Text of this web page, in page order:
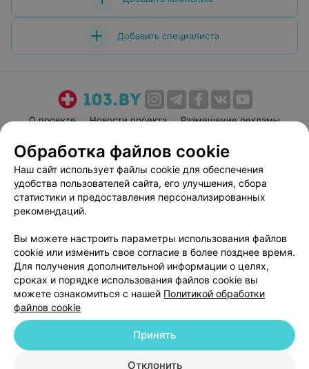
Добавить специалиста
О проекте Новости проекта
Размещение рекламы
Пользовательское соглашение
Способы оплаты
Вакансии
Партнеры
Написать руководителю 103.by
Персональные настройки cookie
Обработка персональных данных
© 2026 ООО «Артокс Лаб», УНП 191700409| 220012, Республика Беларусь,
г. Минск, улица Толбухина, 2, пом. 16 | help@103.by
Обработка файлов cookie
Наш сайт использует файлы cookie для обеспечения
удобства пользователей сайта, его улучшения, сбора
статистики и предоставления персонализированных
рекомендаций.
Вы можете настроить параметры использования файлов
cookie или изменить свое согласие в более позднее время.
Для получения дополнительной информации о целях,
сроках и порядке использования файлов cookie вы
можете ознакомиться с нашей Политикой обработки
файлов cookie
Отклонить
Принять